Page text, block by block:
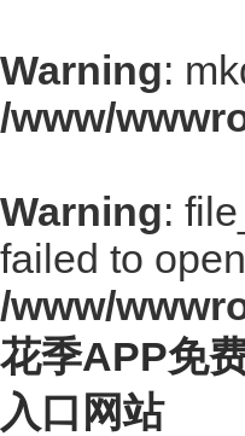
Warning:
/www/
Warning:
failed to
/www/
花季APP免
入口网站